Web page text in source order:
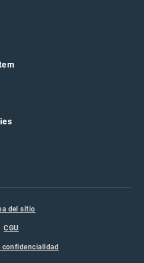
del sitio
CGU
confidencialidad